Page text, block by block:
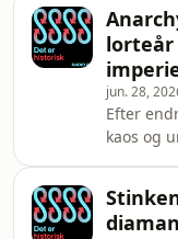
har
bun
den
UPA
nærmere
eller
eller
med
udrydde p
lorteår
jun. 28,
Efter
kaos og
presset